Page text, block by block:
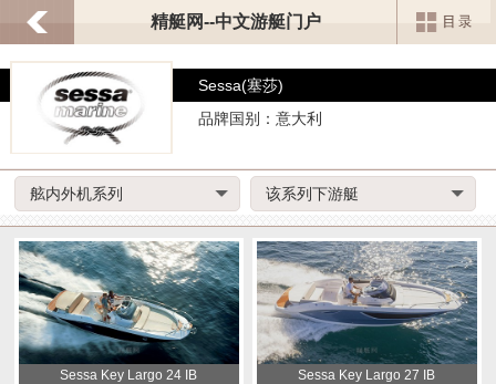
精艇网--中文游艇门户
Sessa(塞莎)
品牌国别：意大利
舷内外机系列 该系列下游艇
Sessa Key Largo 24 IB Sessa Key Largo 27 IB